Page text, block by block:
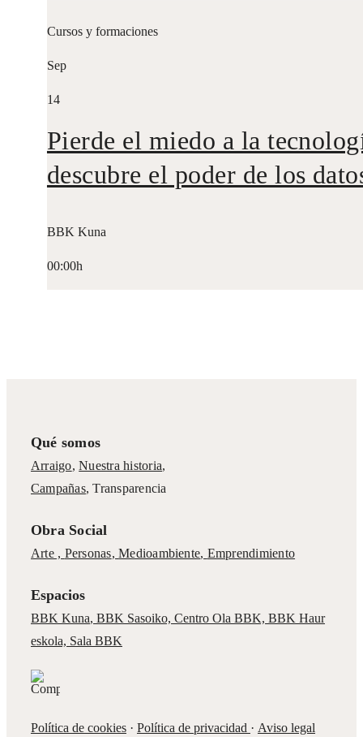
Cursos y formaciones
Sep
14
Pierde el miedo a la
descubre el poder de los
BBK Kuna
00:00h
Qué somos
Arraigo,Nuestra historia,
Campañas, Transparencia
Obra Social
Arte , Personas,Medioambiente, Emprendimiento
Espacios
BBK Kuna, BBK Sasoiko, Centro Ola BBK, BBK Haur
eskola, Sala BBK
Política de cookies· Política de privacidad · Aviso legal